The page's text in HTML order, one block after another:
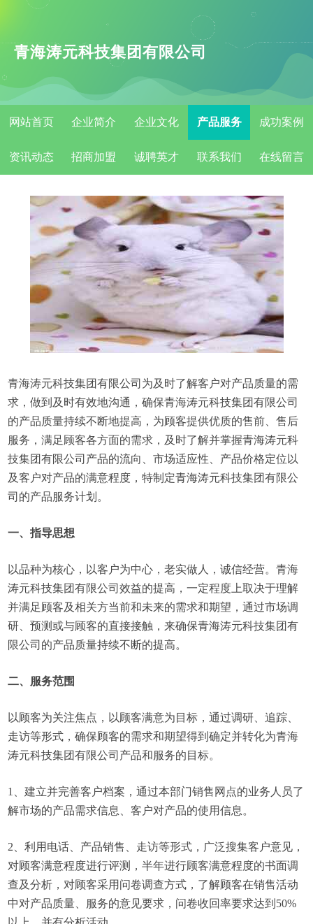
青海涛元科技集团有限公司
网站首页 企业简介 企业文化 产品服务 成功案例
资讯动态 招商加盟 诚聘英才 联系我们 在线留言
青海涛元科技集团有限公司为及时了解客户对产品质量的需
求，做到及时有效地沟通，确保青海涛元科技集团有限公司
的产品质量持续不断地提高，为顾客提供优质的售前、售后
服务，满足顾客各方面的需求，及时了解并掌握青海涛元科
技集团有限公司产品的流向、市场适应性、产品价格定位以
及客户对产品的满意程度，特制定青海涛元科技集团有限公
司的产品服务计划。
一、指导思想
以品种为核心，以客户为中心，老实做人，诚信经营。青海
涛元科技集团有限公司效益的提高，一定程度上取决于理解
并满足顾客及相关方当前和未来的需求和期望，通过市场调
研、预测或与顾客的直接接触，来确保青海涛元科技集团有
限公司的产品质量持续不断的提高。
二、服务范围
以顾客为关注焦点，以顾客满意为目标，通过调研、追踪、
走访等形式，确保顾客的需求和期望得到确定并转化为青海
涛元科技集团有限公司产品和服务的目标。
1、建立并完善客户档案，通过本部门销售网点的业务人员了
解市场的产品需求信息、客户对产品的使用信息。
2、利用电话、产品销售、走访等形式，广泛搜集客户意见，
对顾客满意程度进行评测，半年进行顾客满意程度的书面调
查及分析，对顾客采用问卷调查方式，了解顾客在销售活动
中对产品质量、服务的意见要求，问卷收回率要求达到50%